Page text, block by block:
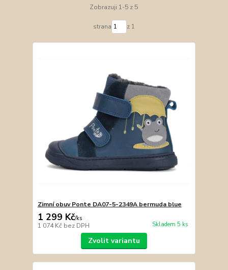
Zobrazuji 1-5 z 5
strana z 1
Zimní obuv Ponte DA07-5-2349A bermuda blue
1 299 Kč/ks
1 074 Kč bez DPH Skladem 5 ks
Zvolit variantu